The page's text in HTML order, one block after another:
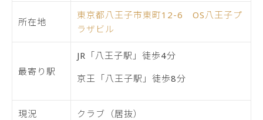
所在地
東京都八王子市東町12-6 OS八王子プ
ラザビル
最寄り駅
JR「八王子駅」徒歩4分
京王「八王子駅」徒歩8分
現況 クラブ（居抜）